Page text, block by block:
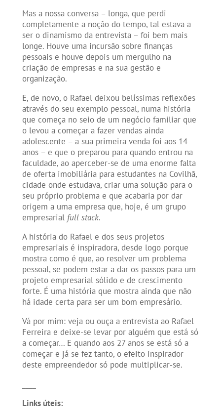
Mas a nossa conversa – longa, que perdi
completamente a noção do tempo, tal estava a
ser o dinamismo da entrevista – foi bem mais
longe. Houve uma incursão sobre finanças
pessoais e houve depois um mergulho na
criação de empresas e na sua gestão e
organização.
E, de novo, o Rafael deixou belíssimas reflexões
através do seu exemplo pessoal, numa história
que começa no seio de um negócio familiar que
o levou a começar a fazer vendas ainda
adolescente – a sua primeira venda foi aos 14
anos – e que o preparou para quando entrou na
faculdade, ao aperceber-se de uma enorme falta
de oferta imobiliária para estudantes na Covilhã,
cidade onde estudava, criar uma solução para o
seu próprio problema e que acabaria por dar
origem a uma empresa que, hoje, é um grupo
empresarial full stack.
A história do Rafael e dos seus projetos
empresariais é inspiradora, desde logo porque
mostra como é que, ao resolver um problema
pessoal, se podem estar a dar os passos para um
projeto empresarial sólido e de crescimento
forte. É uma história que mostra ainda que não
há idade certa para ser um bom empresário.
Vá por mim: veja ou ouça a entrevista ao Rafael
Ferreira e deixe-se levar por alguém que está só
a começar… E quando aos 27 anos se está só a
começar e já se fez tanto, o efeito inspirador
deste empreendedor só pode multiplicar-se.
Links úteis: